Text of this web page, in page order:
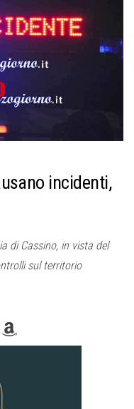
incidenti,
di Cassino, in vista del
sul territorio
Amazon